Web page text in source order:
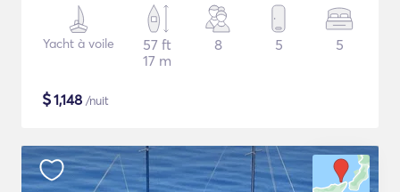
Yacht à voile
57 ft
17 m
8 5 5
$1,148 /nuit